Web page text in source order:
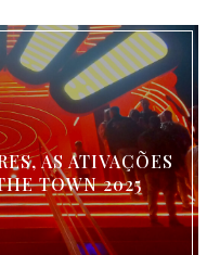
AS ATIVAÇÕES
TOWN 2025